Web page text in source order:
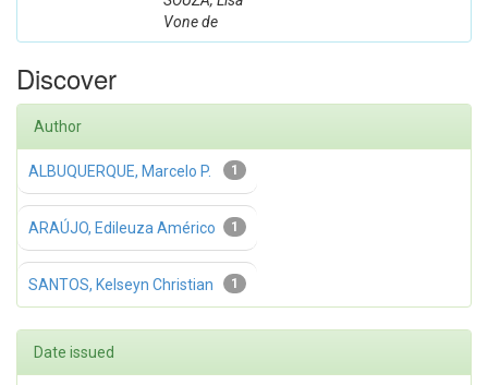
Vone de
Discover
Author
1
ALBUQUERQUE, Marcelo P.
1
ARAÚJO, Edileuza Américo
1
SANTOS, Kelseyn Christian
Date issued